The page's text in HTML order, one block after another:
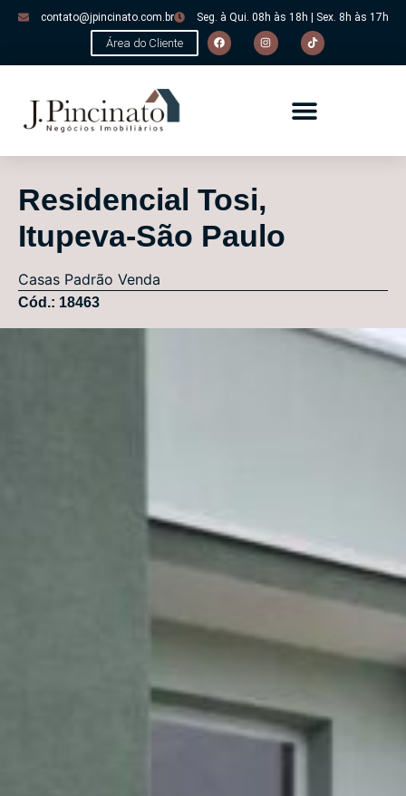
contato@jpincinato.com.br Seg. à Qui. 08h às 18h | Sex. 8h às 17h
Área do Cliente
Residencial Tosi,
Itupeva-São Paulo
Casas Padrão Venda
Cód.: 18463